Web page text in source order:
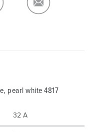
pearl white 4817
32 A